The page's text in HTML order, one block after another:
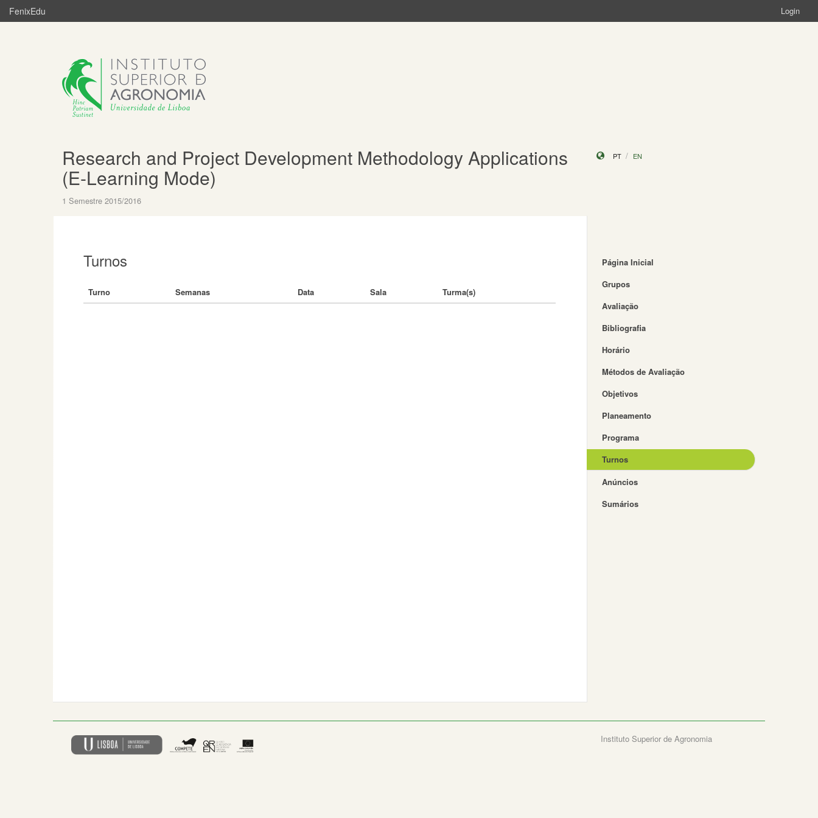
FenixEdu Login
Research and Project Development Methodology Applications
(E-Learning Mode)
1 Semestre 2015/2016
PT EN
Turnos
Turno Semanas Data Sala Turma(s)
Página Inicial
Grupos
Avaliação
Bibliografia
Horário
Métodos de Avaliação
Objetivos
Planeamento
Programa
Turnos
Anúncios
Sumários
Instituto Superior de Agronomia